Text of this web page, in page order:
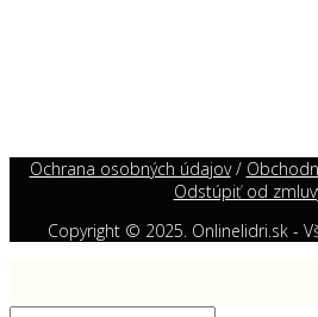
Ochrana osobných údajov/
Odstúpiť od
Copyright © 2025. Onlinelidri.sk -